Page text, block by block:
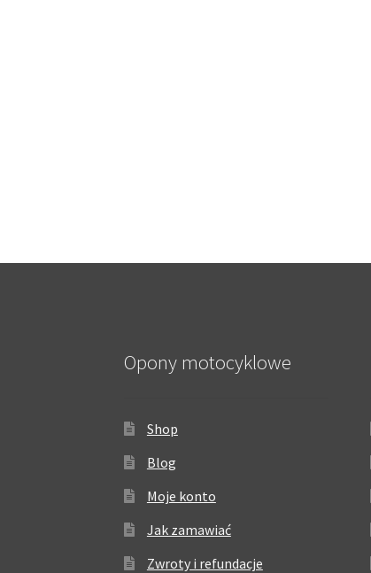
Opony motocyklowe
Shop
Blog
Moje konto
Jak zamawiać
Zwroty i refundacje